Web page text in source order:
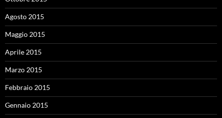
Agosto 2015
Maggio 2015
Aprile 2015
Marzo 2015
Febbraio 2015
Gennaio 2015